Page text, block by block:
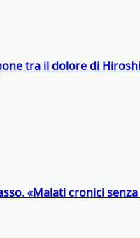
tra il dolore di
«Malati cronici